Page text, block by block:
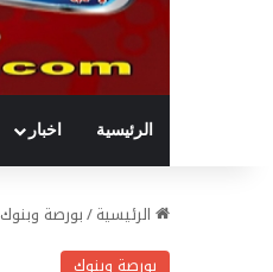
الرئيسية اخبار
الرئيسية/بورصة وبنوك
بورصة وبنوك